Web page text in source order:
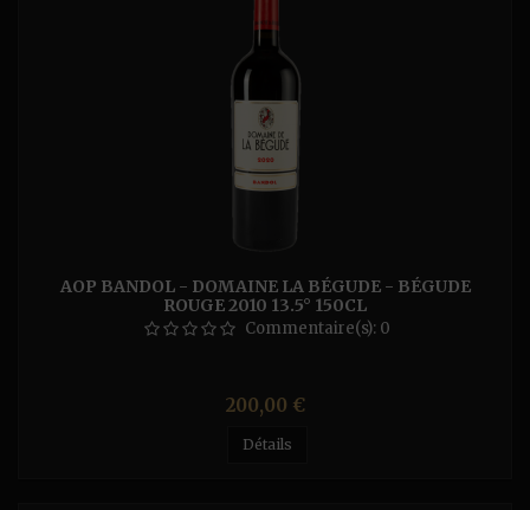
AOP BANDOL - DOMAINE LA BÉGUDE - BÉGUDE
ROUGE 2010 13.5° 150CL
Commentaire(s): 0
Prix
200,00 €
Détails